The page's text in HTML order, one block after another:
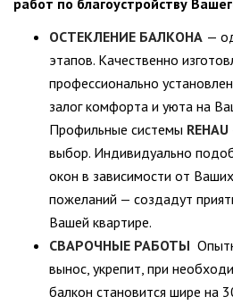
работ по благоустройству
ОСТЕКЛЕНИЕ БАЛКОНА —
этапов. Качественно
профессионально
залог комфорта и уюта на
Профильные системы REHAU
выбор. Индивидуально
окон в зависимости от
пожеланий — создадут
Вашей квартире.
СВАРОЧНЫЕ РАБОТЫ
вынос, укрепит, при
балкон становится шире на